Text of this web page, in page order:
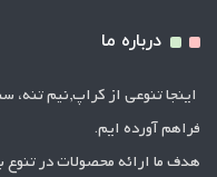
درباره ما
اینجا تنوعی از کراپ,نیم تنه،
فراهم آورده ایم.
هدف ما ارائه محصولات در تنوع